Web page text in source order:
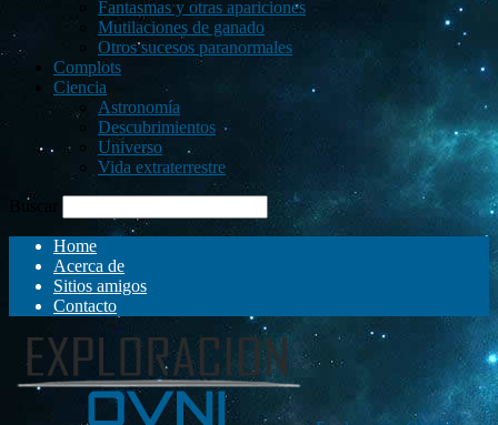
Fantasmas y otras apariciones
Mutilaciones de ganado
Otros sucesos paranormales
Complots
Ciencia
Astronomía
Descubrimientos
Universo
Vida extraterrestre
Buscar
Home
Acerca de
Sitios amigos
Contacto